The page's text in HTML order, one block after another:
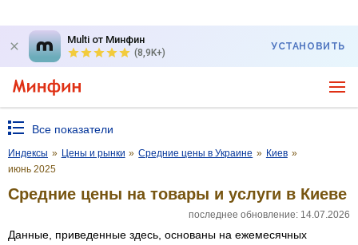
Multi от Минфин
(8,9K+)
УСТАНОВИТЬ
Все показатели
Индексы » Цены и рынки » Средние цены в Украине » Киев »
июнь 2025
Средние цены на товары и услуги в Киеве
последнее обновление: 14.07.2026
Данные, приведенные здесь, основаны на ежемесячных